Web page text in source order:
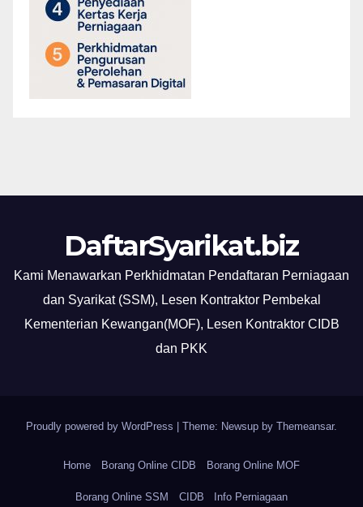
DaftarSyarikat.biz
Kami Menawarkan Perkhidmatan Pendaftaran Perniagaan
dan Syarikat (SSM), Lesen Kontraktor Pembekal
Kementerian Kewangan(MOF), Lesen Kontraktor CIDB
dan PKK
Proudly powered by WordPress | Theme: Newsup by Themeansar.
Home Borang Online CIDB Borang Online MOF
Borang Online SSM CIDB Info Perniagaan